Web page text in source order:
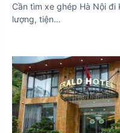
Cần tìm xe ghép Hà Nội đi
lượng, tiện…